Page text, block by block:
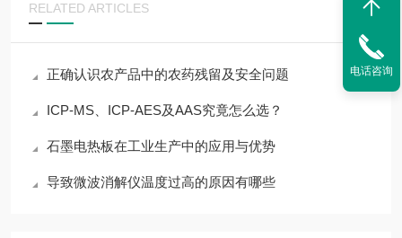
RELATED ARTICLES
正确认识农产品中的农药残留及安全问题
ICP-MS、ICP-AES及AAS究竟怎么选？
石墨电热板在工业生产中的应用与优势
导致微波消解仪温度过高的原因有哪些
电话咨询